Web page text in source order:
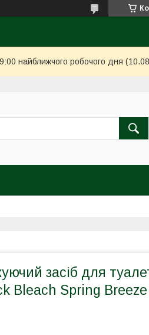
найближчого робочого дня
засіб для
Bleach Spring